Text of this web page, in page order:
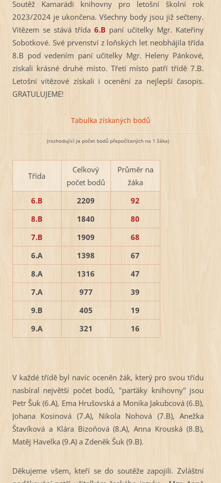
Soutěž Kamarádi knihovny pro letošní školní rok
2023/2024 je ukončena. Všechny body jsou již sečteny.
Vítězem se stává třída 6.B paní učitelky Mgr. Kateřiny
Sobotkové. Své prvenství z loňských let neobhájila třída
8.B pod vedením paní učitelky Mgr. Heleny Pánkové,
získali krásné druhé místo. Třetí místo patří třídě 7.B.
Letošní vítězové získali i ocenění za nejlepší časopis.
GRATULUJEME!
Tabulka získaných bodů
(rozhodující je počet bodů přepočítaných na 1 žáka)
Třída
Celkový
počet bodů
Průměr na
žáka
6.B
2209
92
8.B
1840
80
7.B
1909
68
6.A
1398
67
8.A
1316
47
7.A
977
39
9.B
405
19
9.A
321 16
V každé třídě byl navíc oceněn žák, který pro svou třídu
nasbíral největší počet bodů, "parťáky knihovny" jsou
Petr Šuk (6.A), Ema Hrušovská a Monika Jakubcová (6.B),
Johana Kosinová (7.A), Nikola Nohová (7.B), Anežka
Štavíková a Klára Bizoňová (8.A), Anna Krouská (8.B),
Matěj Havelka (9.A) a Zdeněk Šuk (9.B).
Děkujeme všem, kteří se do soutěže zapojili. Zvláštní